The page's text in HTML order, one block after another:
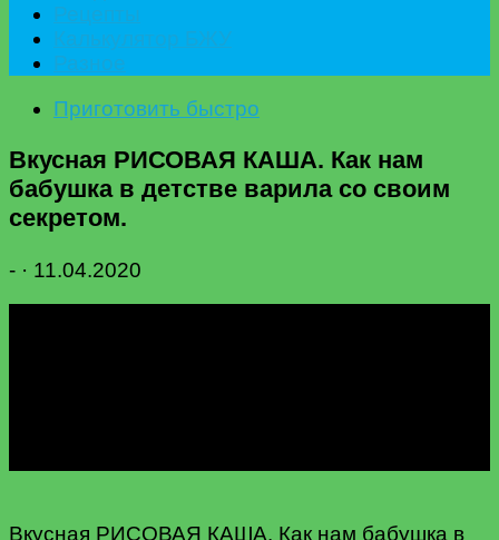
Приготовить быстро
Вкусная РИСОВАЯ КАША. Как нам
бабушка в детстве варила со своим
секретом.
- · 11.04.2020
Вкусная РИСОВАЯ КАША. Как нам бабушка в